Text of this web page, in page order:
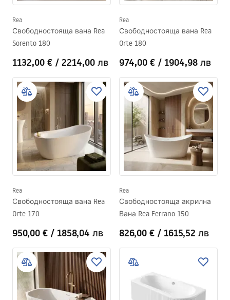
Rea
Свободностояща вана Rea
Sorento 180
1132,00 € / 2214,00 лв
Rea
Свободностояща вана Rea
Orte 180
974,00 € / 1904,98 лв
Rea
Свободностояща вана Rea
Orte 170
950,00 € / 1858,04 лв
Rea
Свободностояща акрилна
Вана Rea Ferrano 150
826,00 € / 1615,52 лв